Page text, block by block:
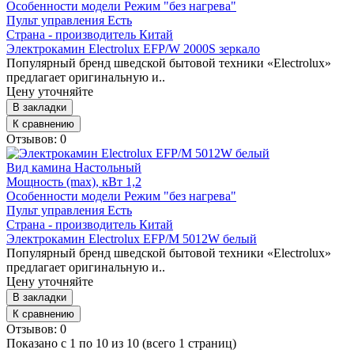
Особенности модели Режим "без нагрева"
Пульт управления Есть
Страна - производитель Китай
Электрокамин Electrolux EFP/W 2000S зеркало
Популярный бренд шведской бытовой техники «Electrolux»
предлагает оригинальную и..
Цену уточняйте
В закладки
К сравнению
Отзывов: 0
Вид камина Настольный
Мощность (max), кВт 1,2
Особенности модели Режим "без нагрева"
Пульт управления Есть
Страна - производитель Китай
Электрокамин Electrolux EFP/M 5012W белый
Популярный бренд шведской бытовой техники «Electrolux»
предлагает оригинальную и..
Цену уточняйте
В закладки
К сравнению
Отзывов: 0
Показано с 1 по 10 из 10 (всего 1 страниц)